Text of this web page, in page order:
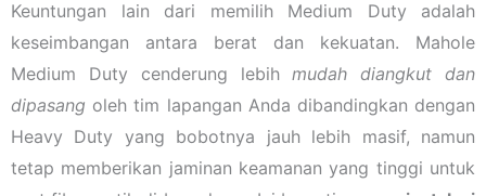
Keuntungan lain dari memilih Medium Duty adalah
keseimbangan antara berat dan kekuatan. Mahole
Medium Duty cenderung lebihmudah diangkut dan
dipasang oleh tim lapangan Anda dibandingkan dengan
Heavy Duty yang bobotnya jauh lebih masif, namun
tetap memberikan jaminan keamanan yang tinggi untuk